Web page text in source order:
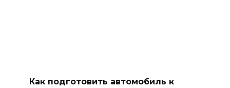
Как подготовить автомобиль к